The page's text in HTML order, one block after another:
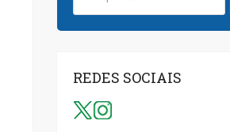
REDES SOCIAIS